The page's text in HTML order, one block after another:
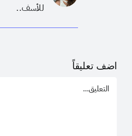
للأسف..
اضف تعليقاً
تعليق